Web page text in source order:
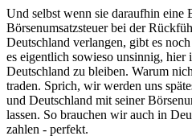
Und selbst wenn sie daraufhin eine
Börsenumsatzsteuer bei der
Deutschland verlangen, gibt es
es eigentlich sowieso unsinnig, hier
Deutschland zu bleiben. Warum
traden. Sprich, wir werden uns
und Deutschland mit seiner
lassen. So brauchen wir auch in
zahlen - perfekt.